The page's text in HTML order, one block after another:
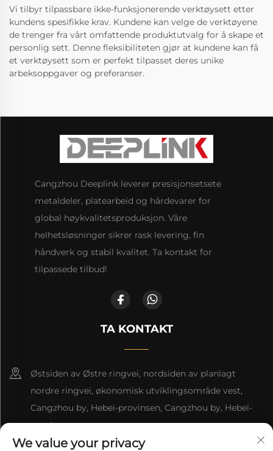
Vi tilbyr tilpassbare ikke-funksjonerende verktøysett etter
kundens spesifikke krav. Kundene kan velge de verktøyene
de trenger fra vårt omfattende produktutvalg for å skape et
personlig sett. Denne fleksibiliteten gjør at kundene kan få
et verktøysett som er perfekt tilpasset deres unike
arbeksoppgaver og preferanser.
Cangzhou Deeplink leverer presisjonsetsete
metaldeler, platearbeid og hårdevarer for
global høykvalitetsproduksjon. Våre
helhetsløsninger sikrer rask levering, fin
håndverk og stabil kvalitet. Ta kontakt for
tilpassede tilbud!
TA KONTAKT
Østsiden av Østre ringvei, nordsiden av planlagt
nordre ringvei, økonomisk utviklingsområde vest,
Cangzhou by, Hebei-provinsen, Cangzhou by, Hebei-
provinsen
We value your privacy